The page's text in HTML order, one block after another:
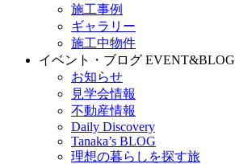
施工事例
ギャラリー
施工中物件
イベント・ブログ EVENT&BLOG
お知らせ
見学会情報
不動産情報
Daily Discovery
Tanaka’s BLOG
理想の暮らしを探す旅